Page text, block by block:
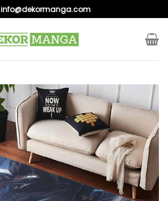
info@dekormanga.com